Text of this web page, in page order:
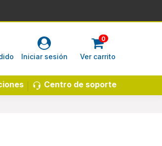
Iniciar sesión
0
Ver carrito
Centro de soporte